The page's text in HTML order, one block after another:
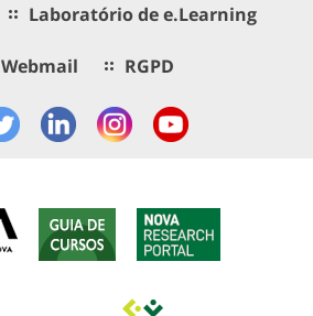
Laboratório de e.Learning
Webmail RGPD